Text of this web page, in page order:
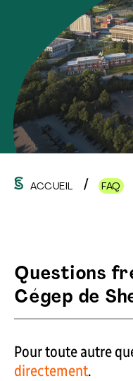
ACCUEIL FAQ
Questions
Cégep de
Pour toute autre
directement.